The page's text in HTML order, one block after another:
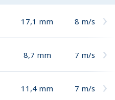
17,1 mm 8 m/s
8,7 mm 7 m/s
11,4 mm 7 m/s